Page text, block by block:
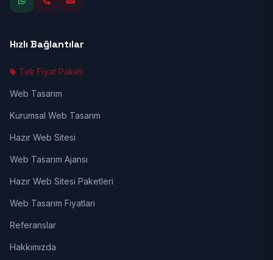
Hızlı Bağlantılar
Tek Fiyat Paketi
Web Tasarım
Kurumsal Web Tasarım
Hazır Web Sitesi
Web Tasarım Ajansı
Hazır Web Sitesi Paketleri
Web Tasarım Fiyatları
Referanslar
Hakkımızda